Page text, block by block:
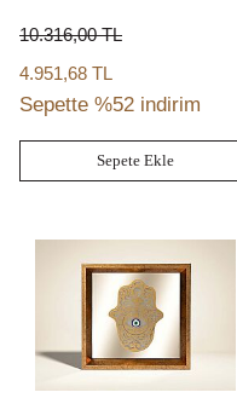
10.316,00TL
4.951,68 TL
Sepette %52 indirim
Sepete Ekle